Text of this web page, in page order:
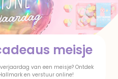
meisje
van een meisje? Ontdek
en verstuur online!